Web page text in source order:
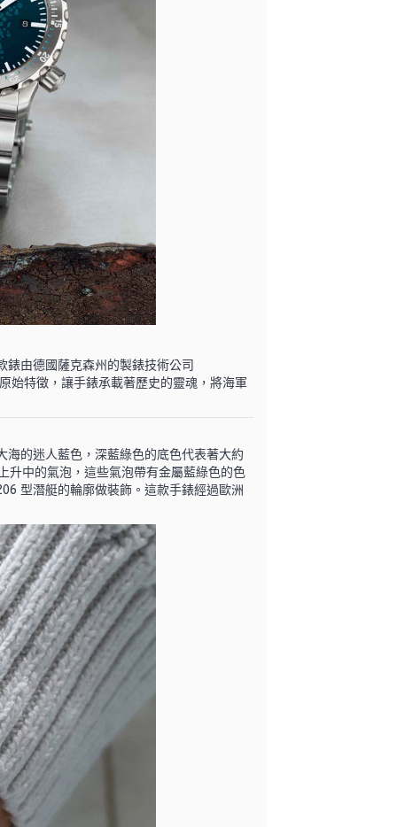
由德國薩克森州的製錶技術公司
始特徵，讓手錶承載著歷史的靈魂，將海軍
的迷人藍色，深藍綠色的底色代表著大約
升中的氣泡，這些氣泡帶有金屬藍綠色的色
型潛艇的輪廓做裝飾。這款手錶經過歐洲